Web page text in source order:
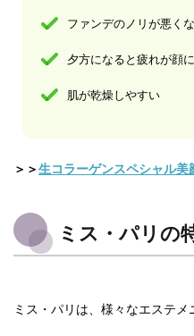
ファンデのノリが悪く
夕方になると疲れが顔
肌が乾燥しやすい
＞＞生コラーゲンスペシャル美
ミス・パリの
ミス・パリは、様々なエステメ